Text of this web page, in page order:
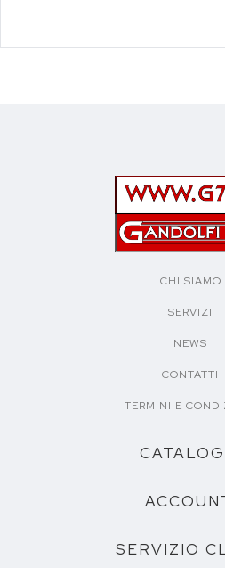
CHI SIAMO
SERVIZI
NEWS
CONTATTI
TERMINI E
SERVIZIO